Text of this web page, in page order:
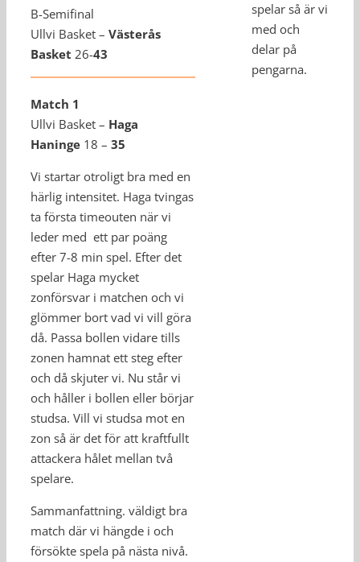
B-Semifinal
Ullvi Basket – Västerås
Basket 26-43
Match 1
Ullvi Basket – Haga
Haninge 18 – 35
Vi startar otroligt bra med en
härlig intensitet. Haga tvingas
ta första timeouten när vi
leder med ett par poäng
efter 7-8 min spel. Efter det
spelar Haga mycket
zonförsvar i matchen och vi
glömmer bort vad vi vill göra
då. Passa bollen vidare tills
zonen hamnat ett steg efter
och då skjuter vi. Nu står vi
och håller i bollen eller börjar
studsa. Vill vi studsa mot en
zon så är det för att kraftfullt
attackera hålet mellan två
spelare.
Sammanfattning. väldigt bra
match där vi hängde i och
försökte spela på nästa nivå.
spelar så är vi
med och
delar på
pengarna.